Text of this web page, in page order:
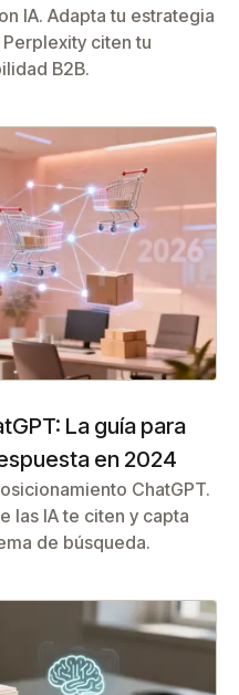
IA. Adapta tu estrategia
citen tu
B2B.
La guía para
en 2024
ChatGPT.
las IA te citen y capta
de búsqueda.